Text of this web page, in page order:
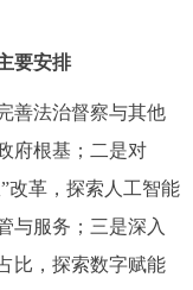
要安排
法治督察与其他
府根基；二是对
改革，探索人工智能
与服务；三是深入
比，探索数字赋能